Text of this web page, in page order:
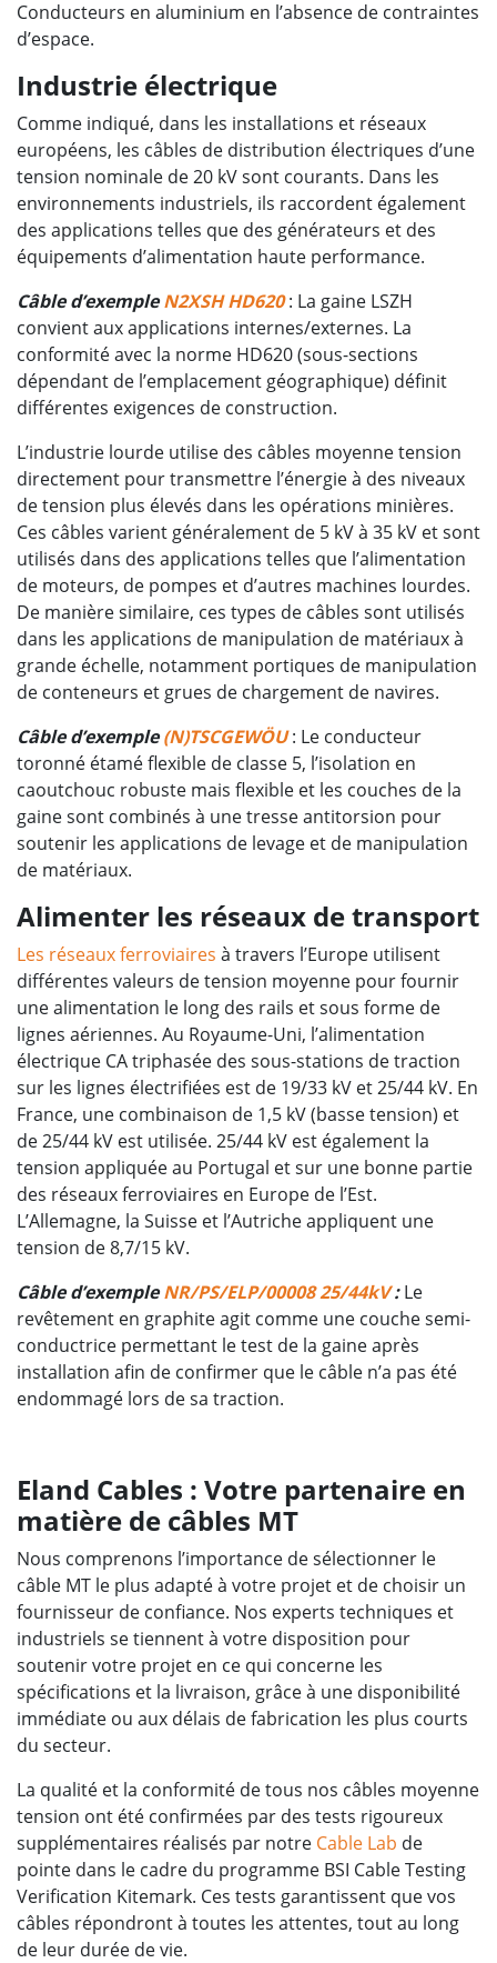
Conducteurs en aluminium en l’absence de contraintes
d’espace.
Industrie électrique
Comme indiqué, dans les installations et réseaux
européens, les câbles de distribution électriques d’une
tension nominale de 20 kV sont courants. Dans les
environnements industriels, ils raccordent également
des applications telles que des générateurs et des
équipements d’alimentation haute performance.
Câble d’exempleN2XSH HD620: La gaine LSZH
convient aux applications internes/externes. La
conformité avec la norme HD620 (sous-sections
dépendant de l’emplacement géographique) définit
différentes exigences de construction.
L’industrie lourde utilise des câbles moyenne tension
directement pour transmettre l’énergie à des niveaux
de tension plus élevés dans les opérations minières.
Ces câbles varient généralement de 5 kV à 35 kV et sont
utilisés dans des applications telles que l’alimentation
de moteurs, de pompes et d’autres machines lourdes.
De manière similaire, ces types de câbles sont utilisés
dans les applications de manipulation de matériaux à
grande échelle, notamment portiques de manipulation
de conteneurs et grues de chargement de navires.
Câble d’exemple(N)TSCGEWÖU: Le conducteur
toronné étamé flexible de classe 5, l’isolation en
caoutchouc robuste mais flexible et les couches de la
gaine sont combinés à une tresse antitorsion pour
soutenir les applications de levage et de manipulation
de matériaux.
Alimenter les réseaux de transport
Les réseaux ferroviaires à travers l’Europe utilisent
différentes valeurs de tension moyenne pour fournir
une alimentation le long des rails et sous forme de
lignes aériennes. Au Royaume-Uni, l’alimentation
électrique CA triphasée des sous-stations de traction
sur les lignes électrifiées est de 19/33 kV et 25/44 kV. En
France, une combinaison de 1,5 kV (basse tension) et
de 25/44 kV est utilisée. 25/44 kV est également la
tension appliquée au Portugal et sur une bonne partie
des réseaux ferroviaires en Europe de l’Est.
L’Allemagne, la Suisse et l’Autriche appliquent une
tension de 8,7/15 kV.
Câble d’exempleNR/PS/ELP/00008 25/44kV:Le
revêtement en graphite agit comme une couche semi-
conductrice permettant le test de la gaine après
installation afin de confirmer que le câble n’a pas été
endommagé lors de sa traction.
Eland Cables : Votre partenaire en
matière de câbles MT
Nous comprenons l’importance de sélectionner le
câble MT le plus adapté à votre projet et de choisir un
fournisseur de confiance. Nos experts techniques et
industriels se tiennent à votre disposition pour
soutenir votre projet en ce qui concerne les
spécifications et la livraison, grâce à une disponibilité
immédiate ou aux délais de fabrication les plus courts
du secteur.
La qualité et la conformité de tous nos câbles moyenne
tension ont été confirmées par des tests rigoureux
supplémentaires réalisés par notre Cable Lab de
pointe dans le cadre du programme BSI Cable Testing
Verification Kitemark. Ces tests garantissent que vos
câbles répondront à toutes les attentes, tout au long
de leur durée de vie.